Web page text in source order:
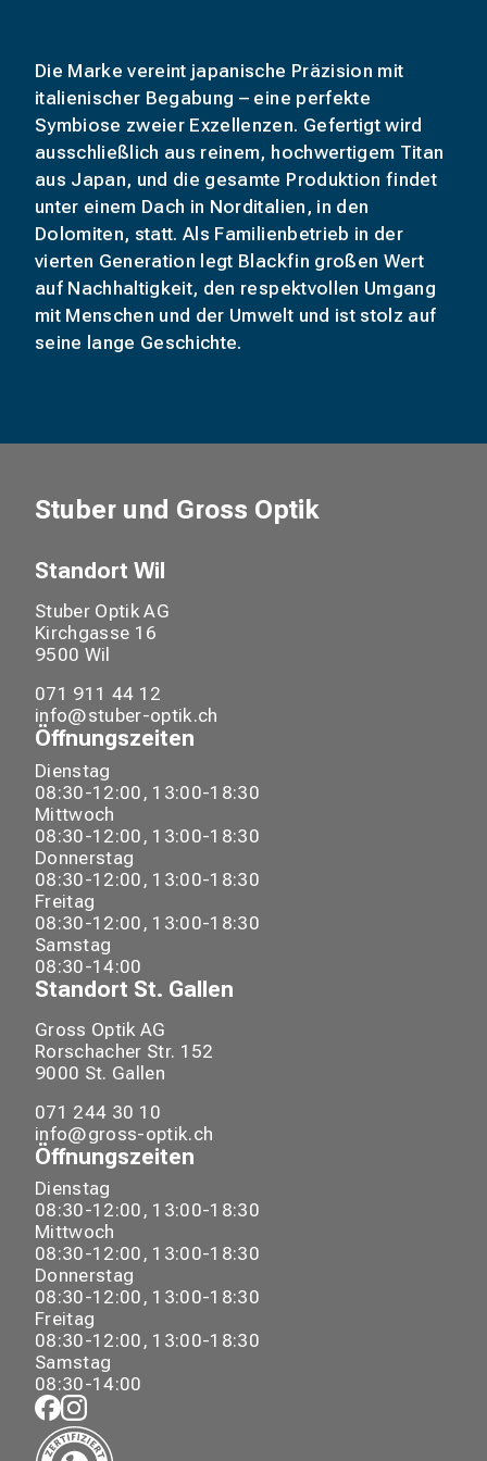
Die Marke vereint japanische Präzision mit
italienischer Begabung – eine perfekte
Symbiose zweier Exzellenzen. Gefertigt wird
ausschließlich aus reinem, hochwertigem Titan
aus Japan, und die gesamte Produktion findet
unter einem Dach in Norditalien, in den
Dolomiten, statt. Als Familienbetrieb in der
vierten Generation legt Blackfin großen Wert
auf Nachhaltigkeit, den respektvollen Umgang
mit Menschen und der Umwelt und ist stolz auf
seine lange Geschichte.
Stuber und Gross Optik
Standort Wil
Stuber Optik AG
Kirchgasse 16
9500 Wil
071 911 44 12
info@stuber-optik.ch
Öffnungszeiten
Dienstag
08:30-12:00, 13:00-18:30
Mittwoch
08:30-12:00, 13:00-18:30
Donnerstag
08:30-12:00, 13:00-18:30
Freitag
08:30-12:00, 13:00-18:30
Samstag
08:30-14:00
Standort St. Gallen
Gross Optik AG
Rorschacher Str. 152
9000 St. Gallen
071 244 30 10
info@gross-optik.ch
Öffnungszeiten
Dienstag
08:30-12:00, 13:00-18:30
Mittwoch
08:30-12:00, 13:00-18:30
Donnerstag
08:30-12:00, 13:00-18:30
Freitag
08:30-12:00, 13:00-18:30
Samstag
08:30-14:00